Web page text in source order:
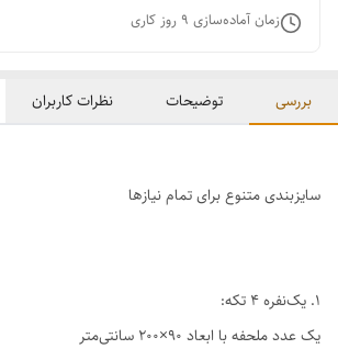
زمان آماده‌سازی 9 روز کاری
بررسی توضیحات نظرات کاربران
سایزبندی متنوع برای تمام نیازها
1. یک‌نفره ۴ تکه:
یک عدد ملحفه با ابعاد ۹۰×۲۰۰ سانتی‌متر